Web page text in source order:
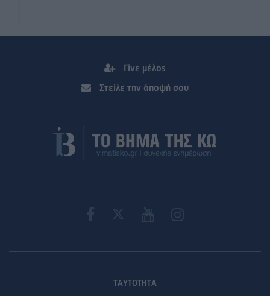
Γίνε μέλος
Στείλε την άποψή σου
ΤΑΥΤΟΤΗΤΑ